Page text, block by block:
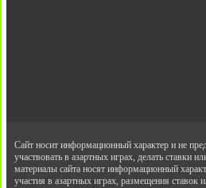
Сайт носит информационный характер и не
участвовать в азартных играх, делать ставки
материалы сайта носят информационный
участия в азартных играх, размещения